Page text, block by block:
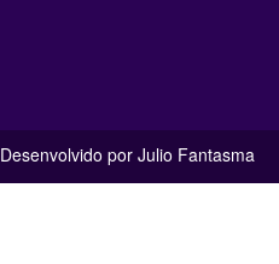
Desenvolvido por Julio Fantasma